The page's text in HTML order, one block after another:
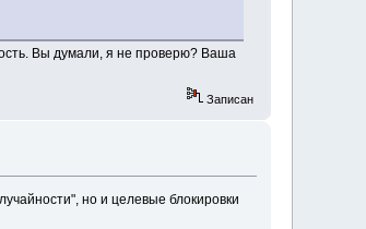
Вы думали, я не проверю? Ваша
Записан
но и целевые блокировки